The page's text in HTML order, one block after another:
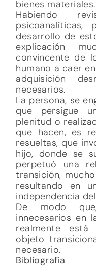
bienes materiales.
Habiendo
desarrollo de
explicación
convincente de
humano a caer
adquisición
necesarios.
La persona, se
que persigue
plenitud o
que hacen, es
resueltas, que
hijo, donde se
perpetuó una
transición,
resultando en
independencia
De modo
innecesarios en
realmente está
objeto
necesario.
Bibliografía